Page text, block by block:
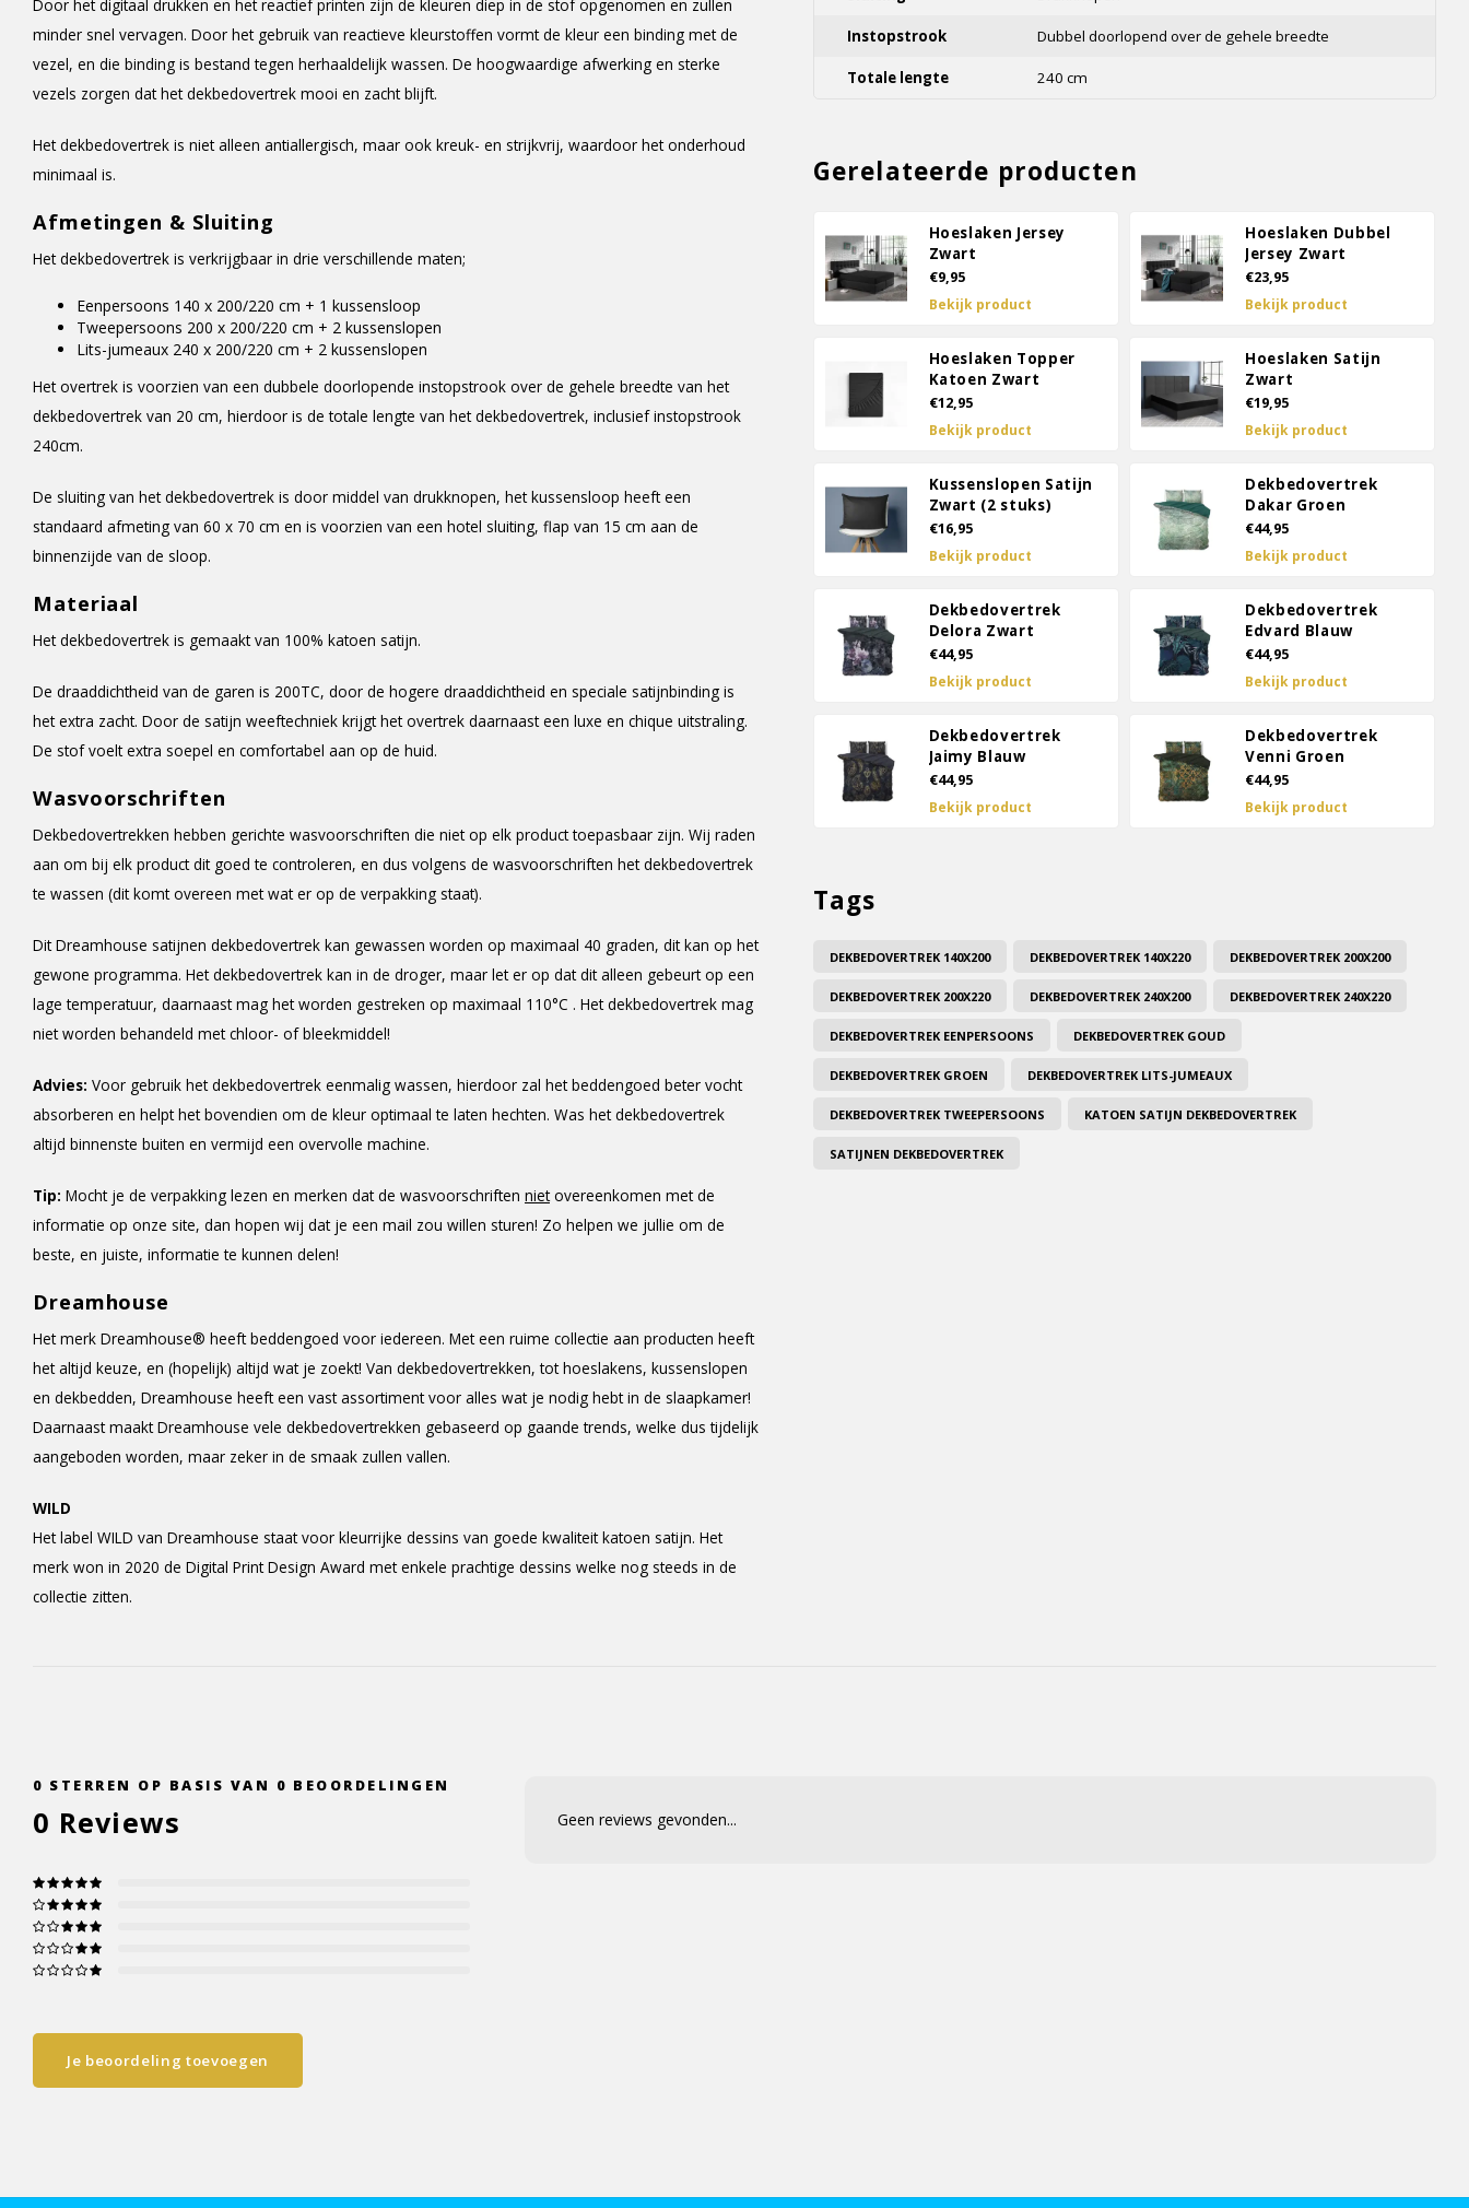
Door het digitaal drukken en het reactief printen zijn de kleuren diep in de stof opgenomen en zullen
minder snel vervagen. Door het gebruik van reactieve kleurstoffen vormt de kleur een binding met de
vezel, en die binding is bestand tegen herhaaldelijk wassen. De hoogwaardige afwerking en sterke
vezels zorgen dat het dekbedovertrek mooi en zacht blijft.
Het dekbedovertrek is niet alleen antiallergisch, maar ook kreuk- en strijkvrij, waardoor het onderhoud
minimaal is.
Afmetingen & Sluiting
Het dekbedovertrek is verkrijgbaar in drie verschillende maten;
Eenpersoons 140 x 200/220 cm + 1 kussensloop
Tweepersoons 200 x 200/220 cm + 2 kussenslopen
Lits-jumeaux 240 x 200/220 cm + 2 kussenslopen
Het overtrek is voorzien van een dubbele doorlopende instopstrook over de gehele breedte van het
dekbedovertrek van 20 cm, hierdoor is de totale lengte van het dekbedovertrek, inclusief instopstrook
240cm.
De sluiting van het dekbedovertrek is door middel van drukknopen, het kussensloop heeft een
standaard afmeting van 60 x 70 cm en is voorzien van een hotel sluiting, flap van 15 cm aan de
binnenzijde van de sloop.
Materiaal
Het dekbedovertrek is gemaakt van 100% katoen satijn.
De draaddichtheid van de garen is 200TC, door de hogere draaddichtheid en speciale satijnbinding is
het extra zacht. Door de satijn weeftechniek krijgt het overtrek daarnaast een luxe en chique uitstraling.
De stof voelt extra soepel en comfortabel aan op de huid.
Wasvoorschriften
Dekbedovertrekken hebben gerichte wasvoorschriften die niet op elk product toepasbaar zijn. Wij raden
aan om bij elk product dit goed te controleren, en dus volgens de wasvoorschriften het dekbedovertrek
te wassen (dit komt overeen met wat er op de verpakking staat).
Dit Dreamhouse satijnen dekbedovertrek kan gewassen worden op maximaal 40 graden, dit kan op het
gewone programma. Het dekbedovertrek kan in de droger, maar let er op dat dit alleen gebeurt op een
lage temperatuur, daarnaast mag het worden gestreken op maximaal 110°C . Het dekbedovertrek mag
niet worden behandeld met chloor- of bleekmiddel!
Advies: Voor gebruik het dekbedovertrek eenmalig wassen, hierdoor zal het beddengoed beter vocht
absorberen en helpt het bovendien om de kleur optimaal te laten hechten. Was het dekbedovertrek
altijd binnenste buiten en vermijd een overvolle machine.
Tip: Mocht je de verpakking lezen en merken dat de wasvoorschriften nietovereenkomen met de
informatie op onze site, dan hopen wij dat je een mail zou willen sturen! Zo helpen we jullie om de
beste, en juiste, informatie te kunnen delen!
Dreamhouse
Het merk Dreamhouse® heeft beddengoed voor iedereen. Met een ruime collectie aan producten heeft
het altijd keuze, en (hopelijk) altijd wat je zoekt! Van dekbedovertrekken, tot hoeslakens, kussenslopen
en dekbedden, Dreamhouse heeft een vast assortiment voor alles wat je nodig hebt in de slaapkamer!
Daarnaast maakt Dreamhouse vele dekbedovertrekken gebaseerd op gaande trends, welke dus tijdelijk
aangeboden worden, maar zeker in de smaak zullen vallen.
WILD
Het label WILD van Dreamhouse staat voor kleurrijke dessins van goede kwaliteit katoen satijn. Het
merk won in 2020 de Digital Print Design Award met enkele prachtige dessins welke nog steeds in de
collectie zitten.
Instopstrook Dubbel doorlopend over de gehele breedte
Totale lengte 240 cm
Gerelateerde producten
Hoeslaken Jersey
Zwart
€9,95
Bekijk product
Hoeslaken Dubbel
Jersey Zwart
€23,95
Bekijk product
Hoeslaken Topper
Katoen Zwart
€12,95
Bekijk product
Hoeslaken Satijn
Zwart
€19,95
Bekijk product
Kussenslopen Satijn
Zwart (2 stuks)
€16,95
Bekijk product
Dekbedovertrek
Dakar Groen
€44,95
Bekijk product
Dekbedovertrek
Delora Zwart
€44,95
Bekijk product
Dekbedovertrek
Edvard Blauw
€44,95
Bekijk product
Dekbedovertrek
Jaimy Blauw
€44,95
Bekijk product
Dekbedovertrek
Venni Groen
€44,95
Bekijk product
Tags
DEKBEDOVERTREK 140X200 DEKBEDOVERTREK 140X220 DEKBEDOVERTREK 200X200
DEKBEDOVERTREK 200X220 DEKBEDOVERTREK 240X200 DEKBEDOVERTREK 240X220
DEKBEDOVERTREK EENPERSOONS DEKBEDOVERTREK GOUD
DEKBEDOVERTREK GROEN DEKBEDOVERTREK LITS-JUMEAUX
DEKBEDOVERTREK TWEEPERSOONS KATOEN SATIJN DEKBEDOVERTREK
SATIJNEN DEKBEDOVERTREK
0 STERREN OP BASIS VAN 0 BEOORDELINGEN
0 Reviews
Je beoordeling toevoegen
Geen reviews gevonden...